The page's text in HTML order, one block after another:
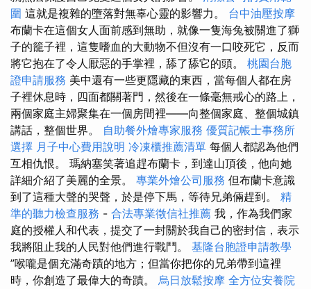
圍 這就是複雜的墮落對無辜心靈的影響力。 台中油壓按摩
布蘭卡在這個女人面前感到無助，就像一隻海兔被關進了獅
子的籠子裡，這隻嗜血的大動物不但沒有一口咬死它，反而
將它抱在了令人厭惡的手掌裡，舔了舔它的頭。 桃園台胞
證申請服務 美中還有一些更隱藏的東西，當每個人都在房
子裡休息時，四面都關著門，然後在一條毫無戒心的路上，
兩個家庭主婦聚集在一個房間裡——向整個家庭、整個城鎮
講話，整個世界。 自助餐外燴專家服務 優質記帳士事務所
選擇 月子中心費用說明 冷凍櫃推薦清單 每個人都認為他們
互相仇恨。 瑪納塞笑著追趕布蘭卡，到達山頂後，他向她
詳細介紹了美麗的全景。 專業外燴公司服務 但布蘭卡意識
到了這種大聲的哭聲，於是停下馬，等待兄弟倆趕到。 精
準的聽力檢查服務 - 合法專業徵信社推薦 我，作為我們家
庭的授權人和代表，提交了一封關於我自己的密封信，表示
我將阻止我的人民對他們進行戰鬥。 基隆台胞證申請教學
”喉嚨是個充滿奇蹟的地方；但當你把你的兄弟帶到這裡
時，你創造了最偉大的奇蹟。 烏日放鬆按摩 全方位安養院